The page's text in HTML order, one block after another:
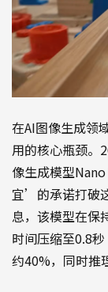
在AI图像生成领
用的核心瓶颈。
像生成模型
宜’的承诺打破
息，该模型在保
时间压缩至0.8
约40%，同时推